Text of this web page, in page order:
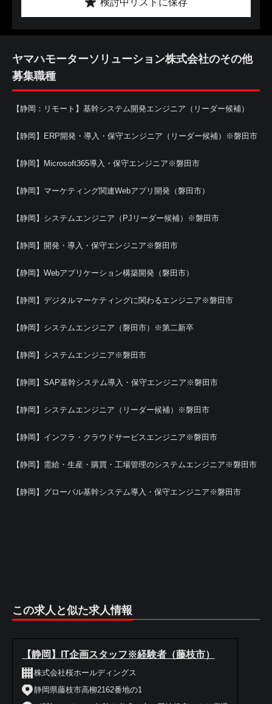
検討中リストに保存
ヤマハモーターソリューション株式会社のその他
募集職種
【静岡：リモート】基幹システム開発エンジニア（リーダー候補）
【静岡】ERP開発・導入・保守エンジニア（リーダー候補）※磐田市
【静岡】Microsoft365導入・保守エンジニア※磐田市
【静岡】マーケティング関連Webアプリ開発（磐田市）
【静岡】システムエンジニア（PJリーダー候補）※磐田市
【静岡】開発・導入・保守エンジニア※磐田市
【静岡】Webアプリケーション構築開発（磐田市）
【静岡】デジタルマーケティングに関わるエンジニア※磐田市
【静岡】システムエンジニア（磐田市）※第二新卒
【静岡】システムエンジニア※磐田市
【静岡】SAP基幹システム導入・保守エンジニア※磐田市
【静岡】システムエンジニア（リーダー候補）※磐田市
【静岡】インフラ・クラウドサービスエンジニア※磐田市
【静岡】需給・生産・購買・工場管理のシステムエンジニア※磐田市
【静岡】グローバル基幹システム導入・保守エンジニア※磐田市
この求人と似た求人情報
【静岡】IT企画スタッフ※経験者（藤枝市）
株式会社桜ホールディングス
静岡県藤枝市高柳2162番地の1